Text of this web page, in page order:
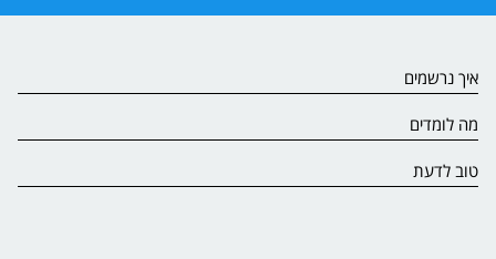
איך נרשמים
מה לומדים
טוב לדעת